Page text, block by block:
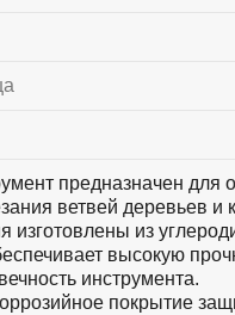
предназначен для
ветвей деревьев и
изготовлены из
высокую
инструмента.
покрытие